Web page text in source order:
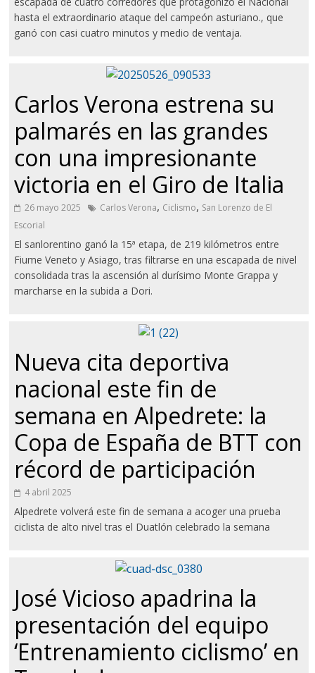
hasta el extraordinario ataque del campeón asturiano., que
ganó con casi cuatro minutos y medio de ventaja.
Carlos Verona estrena su
palmarés en las grandes
con una impresionante
victoria en el Giro de Italia
26 mayo 2025 Carlos Verona, Ciclismo, San Lorenzo de El
Escorial
El sanlorentino ganó la 15ª etapa, de 219 kilómetros entre
Fiume Veneto y Asiago, tras filtrarse en una escapada de nivel
consolidada tras la ascensión al durísimo Monte Grappa y
marcharse en la subida a Dori.
Nueva cita deportiva
nacional este fin de
semana en Alpedrete: la
Copa de España de BTT con
récord de participación
4 abril 2025
Alpedrete volverá este fin de semana a acoger una prueba
ciclista de alto nivel tras el Duatlón celebrado la semana
José Vicioso apadrina la
presentación del equipo
‘Entrenamiento ciclismo’ en